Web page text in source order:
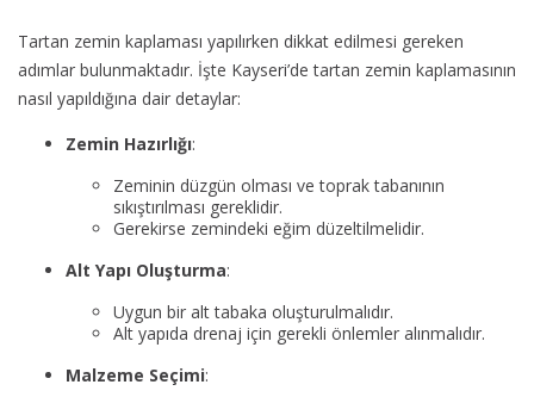
Tartan zemin kaplaması yapılırken dikkat edilmesi gereken
adımlar bulunmaktadır. İşte Kayseri’de tartan zemin kaplamasının
nasıl yapıldığına dair detaylar:
Zemin Hazırlığı:
Zeminin düzgün olması ve toprak tabanının
sıkıştırılması gereklidir.
Gerekirse zemindeki eğim düzeltilmelidir.
Alt Yapı Oluşturma:
Uygun bir alt tabaka oluşturulmalıdır.
Alt yapıda drenaj için gerekli önlemler alınmalıdır.
Malzeme Seçimi: